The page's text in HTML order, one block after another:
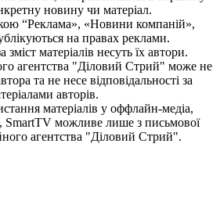
новину чи матеріал.
“Реклама», «Новини компаній»,
на правах реклами.
зміст матеріалів несуть їх автори.
агентства "Діловий Стрий" може не
та не несе відповідальності за
авторів.
матеріалів у оффлайн-медіа,
SmartTV можливе лише з письмової
агентства "Діловий Стрий".